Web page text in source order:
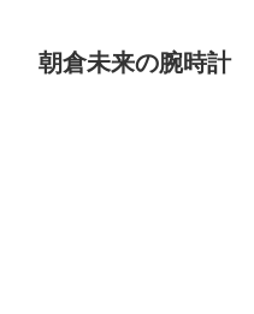
朝倉未来の腕時計